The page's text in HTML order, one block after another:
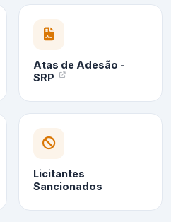
Atas de Adesão -
SRP
Licitantes
Sancionados